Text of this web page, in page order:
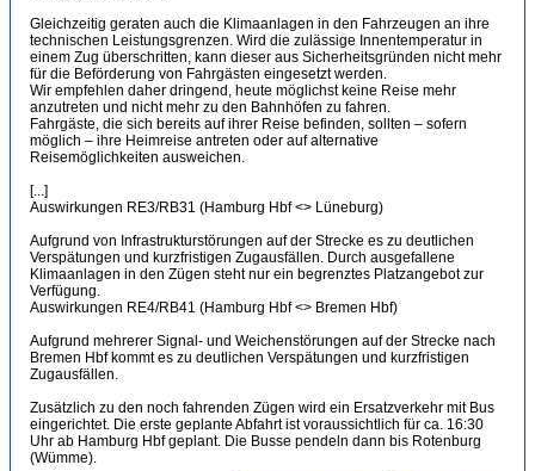
Gleichzeitig geraten auch die Klimaanlagen in den Fahrzeugen an ihre
technischen Leistungsgrenzen. Wird die zulässige Innentemperatur in
einem Zug überschritten, kann dieser aus Sicherheitsgründen nicht mehr
für die Beförderung von Fahrgästen eingesetzt werden.
Wir empfehlen daher dringend, heute möglichst keine Reise mehr
anzutreten und nicht mehr zu den Bahnhöfen zu fahren.
Fahrgäste, die sich bereits auf ihrer Reise befinden, sollten – sofern
möglich – ihre Heimreise antreten oder auf alternative
Reisemöglichkeiten ausweichen.
[...]
Auswirkungen RE3/RB31 (Hamburg Hbf <> Lüneburg)
Aufgrund von Infrastrukturstörungen auf der Strecke es zu deutlichen
Verspätungen und kurzfristigen Zugausfällen. Durch ausgefallene
Klimaanlagen in den Zügen steht nur ein begrenztes Platzangebot zur
Verfügung.
Auswirkungen RE4/RB41 (Hamburg Hbf <> Bremen Hbf)
Aufgrund mehrerer Signal- und Weichenstörungen auf der Strecke nach
Bremen Hbf kommt es zu deutlichen Verspätungen und kurzfristigen
Zugausfällen.
Zusätzlich zu den noch fahrenden Zügen wird ein Ersatzverkehr mit Bus
eingerichtet. Die erste geplante Abfahrt ist voraussichtlich für ca. 16:30
Uhr ab Hamburg Hbf geplant. Die Busse pendeln dann bis Rotenburg
(Wümme).